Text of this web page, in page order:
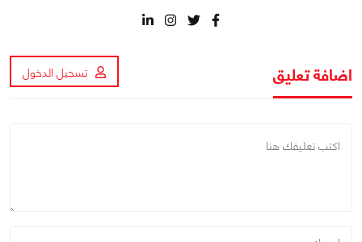
اضافة تعليق تسجيل الدخول